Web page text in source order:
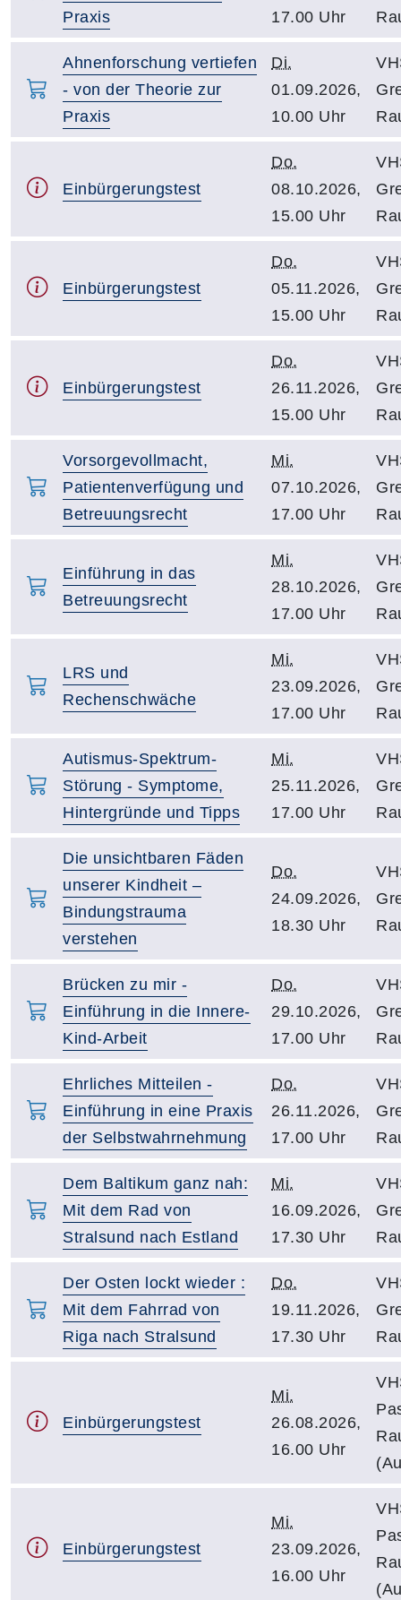
Praxis
17.00 Uhr
Ahnenforschung vertiefen
- von der Theorie zur
Praxis
Di.
01.09.2026,
10.00 Uhr
Einbürgerungstest
Do.
08.10.2026,
15.00 Uhr
Einbürgerungstest
Do.
05.11.2026,
15.00 Uhr
Einbürgerungstest
Do.
26.11.2026,
15.00 Uhr
Vorsorgevollmacht,
Patientenverfügung und
Betreuungsrecht
Mi.
07.10.2026,
17.00 Uhr
Einführung in das
Betreuungsrecht
Mi.
28.10.2026,
17.00 Uhr
LRS und
Rechenschwäche
Mi.
23.09.2026,
17.00 Uhr
Autismus-Spektrum-
Störung - Symptome,
Hintergründe und Tipps
Mi.
25.11.2026,
17.00 Uhr
Die unsichtbaren Fäden
unserer Kindheit –
Bindungstrauma
verstehen
Do.
24.09.2026,
18.30 Uhr
Brücken zu mir -
Einführung in die Innere-
Kind-Arbeit
Do.
29.10.2026,
17.00 Uhr
Ehrliches Mitteilen -
Einführung in eine Praxis
der Selbstwahrnehmung
Do.
26.11.2026,
17.00 Uhr
Dem Baltikum ganz nah:
Mit dem Rad von
Stralsund nach Estland
Mi.
16.09.2026,
17.30 Uhr
Der Osten lockt wieder :
Mit dem Fahrrad von
Riga nach Stralsund
Do.
19.11.2026,
17.30 Uhr
Einbürgerungstest
Mi.
26.08.2026,
16.00 Uhr
Einbürgerungstest
Mi.
23.09.2026,
16.00 Uhr